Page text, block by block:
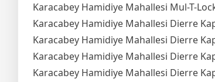
Karacabey Hamidiye Mahallesi Mul-T-
Karacabey Hamidiye Mahallesi Dierre
Karacabey Hamidiye Mahallesi Dierre
Karacabey Hamidiye Mahallesi Dierre
Karacabey Hamidiye Mahallesi Dierre